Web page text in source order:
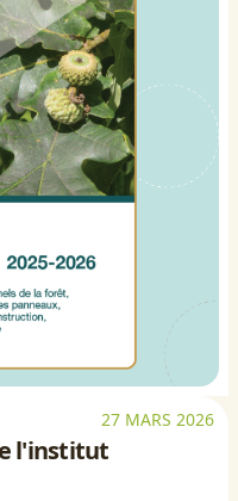
27 MARS 2026
l'institut